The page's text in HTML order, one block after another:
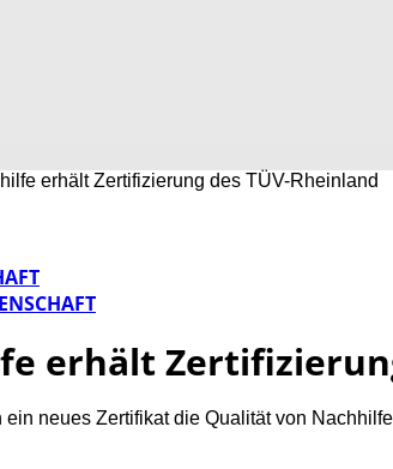
erhält Zertifizierung des TÜV-Rheinland
erhält
ein neues Zertifikat die Qualität von